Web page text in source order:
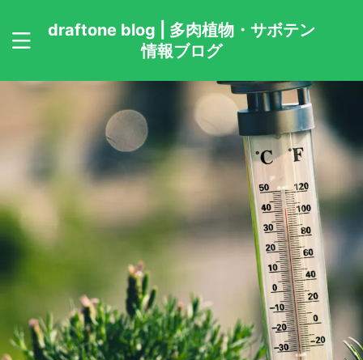
draftone blog | 多肉植物・サボテン
情報ブログ